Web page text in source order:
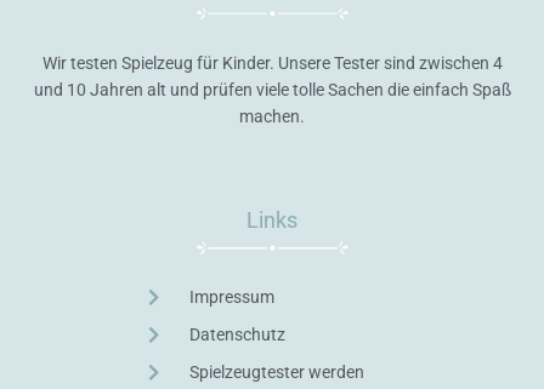
Wir testen Spielzeug für Kinder. Unsere Tester sind zwischen 4
und 10 Jahren alt und prüfen viele tolle Sachen die einfach Spaß
machen.
Links
Impressum
Datenschutz
Spielzeugtester werden